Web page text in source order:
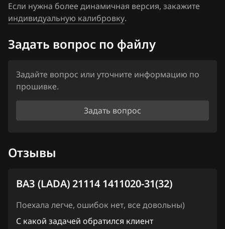
Geely
GMC
Groz
Hawtai
Hongqi
Howo
Если нужна более динамичная версия, закажите
индивидуальную калибровку.
Задать вопрос по файлу
Задайте вопрос или уточните информацию по
прошивке.
Задать вопрос
Отзывы
ВАЗ (LADA) 21114 1411020-31(32)
Поехала легче, ошибок нет, все довольны)
С какой задачей обратился клиент